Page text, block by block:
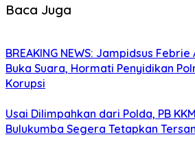
Baca Juga
BREAKING NEWS: Jampidsus
Buka Suara, Hormati Penyidikan
Korupsi
Usai Dilimpahkan dari Polda, PB
Bulukumba Segera Tetapkan